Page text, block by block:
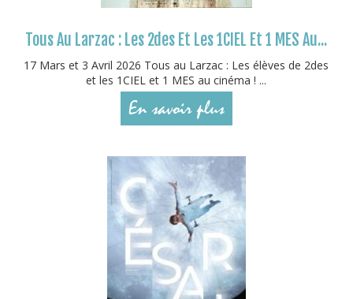
Tous Au Larzac : Les 2des Et Les 1CIEL Et 1 MES Au...
17 Mars et 3 Avril 2026 Tous au Larzac : Les élèves de 2des
et les 1CIEL et 1 MES au cinéma ! ...
En savoir plus